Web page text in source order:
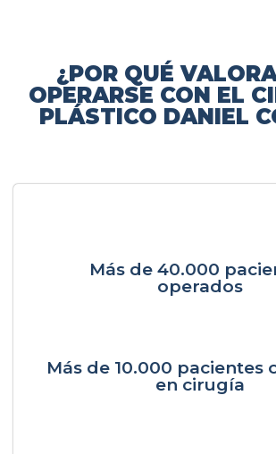
¿POR QUÉ
OPERARSE CON EL
PLÁSTICO DANIEL
Más de 40.000
operados
Más de 10.000 pacientes
en cirugía